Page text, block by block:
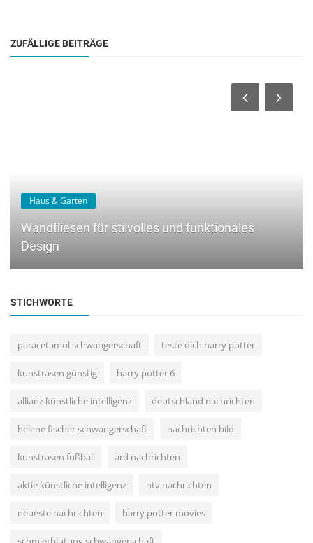
ZUFÄLLIGE BEITRÄGE
Haus & Garten
Wandfliesen für stilvolles und funktionales
Design
STICHWORTE
paracetamol schwangerschaft teste dich harry potter
kunstrasen günstig harry potter 6
allianz künstliche intelligenz deutschland nachrichten
helene fischer schwangerschaft nachrichten bild
kunstrasen fußball ard nachrichten
aktie künstliche intelligenz ntv nachrichten
neueste nachrichten harry potter movies